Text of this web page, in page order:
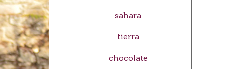
sahara
tierra
chocolate